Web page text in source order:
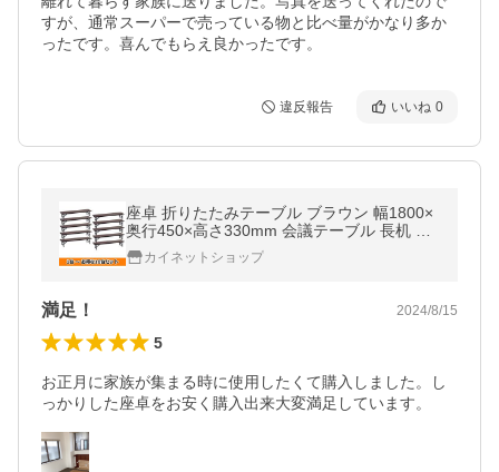
すが、通常スーパーで売っている物と比べ量がかなり多か
ったです。喜んでもらえ良かったです。
違反報告 いいね 0
座卓 折りたたみテーブル ブラウン 幅1800×
奥行450×高さ330mm 会議テーブル 長机 会
議机 ミーティングテーブル ローテーブル 折
りたたみ式 省スペース
カイネットショップ
満足！ 2024/8/15
5
お正月に家族が集まる時に使用したくて購入しました。し
っかりした座卓をお安く購入出来大変満足しています。